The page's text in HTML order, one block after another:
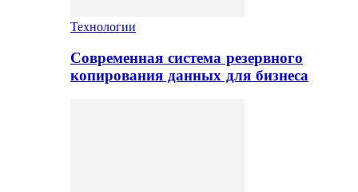
Технологии
Современная система резервного
копирования данных для бизнеса